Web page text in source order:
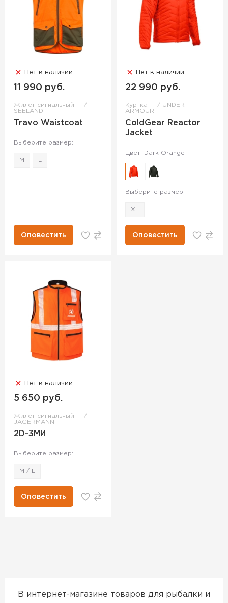
Нет в наличии
11 990 руб.
Жилет сигнальный
SEELAND
Travo Waistcoat
Выберите размер:
M
Оповестить
Нет в наличии
22 990 руб.
Куртка
UNDER
ARMOUR
ColdGear Reactor
Jacket
Цвет: Dark Orange
Выберите размер:
XL
Оповестить
Нет в наличии
5 650 руб.
Жилет сигнальный
JAGERMANN
2D-3МИ
Выберите размер:
M / L
Оповестить
В интернет-магазине товаров для рыбалки и